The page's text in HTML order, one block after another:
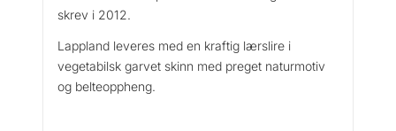
skrev i 2012.
Lappland leveres med en kraftig lærslire i
vegetabilsk garvet skinn med preget naturmotiv
og belteoppheng.